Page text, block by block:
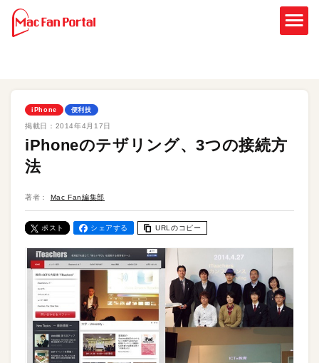
iPhone 便利技
掲載日： 2014年4月17日
iPhoneのテザリング、3つの接続方
法
著者： Mac Fan編集部
ポスト シェアする URLのコピー